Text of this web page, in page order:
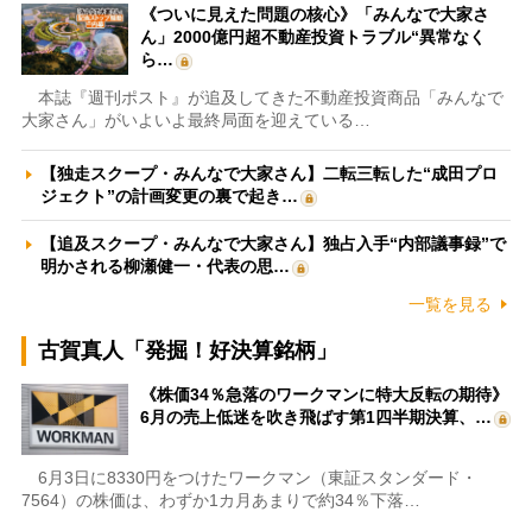
《ついに見えた問題の核心》「みんなで大家さ
ん」2000億円超不動産投資トラブル“異常なく
ら…
本誌『週刊ポスト』が追及してきた不動産投資商品「みんなで
大家さん」がいよいよ最終局面を迎えている…
【独走スクープ・みんなで大家さん】二転三転した“成田プロ
ジェクト”の計画変更の裏で起き…
【追及スクープ・みんなで大家さん】独占入手“内部議事録”で
明かされる柳瀬健一・代表の思…
一覧を見る
古賀真人「発掘！好決算銘柄」
《株価34％急落のワークマンに特大反転の期待》
6月の売上低迷を吹き飛ばす第1四半期決算、…
6月3日に8330円をつけたワークマン（東証スタンダード・
7564）の株価は、わずか1カ月あまりで約34％下落…